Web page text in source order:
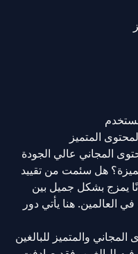
المتميز
المجاني عالي الجودة
هل سئمت من تقييد
يمزج بشكل جميل بين
العالمين. هنا يأتي دور
والمتميز للبالغين